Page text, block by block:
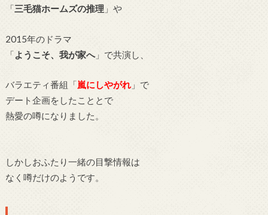
「三毛猫ホームズの推理」や
2015年のドラマ
「ようこそ、我が家へ」で共演し
バラエティ番組「嵐にしやがれ」で
デート企画をしたこととで
熱愛の噂になりました。
しかしおふたり一緒の目撃情報は
なく噂だけのようです。